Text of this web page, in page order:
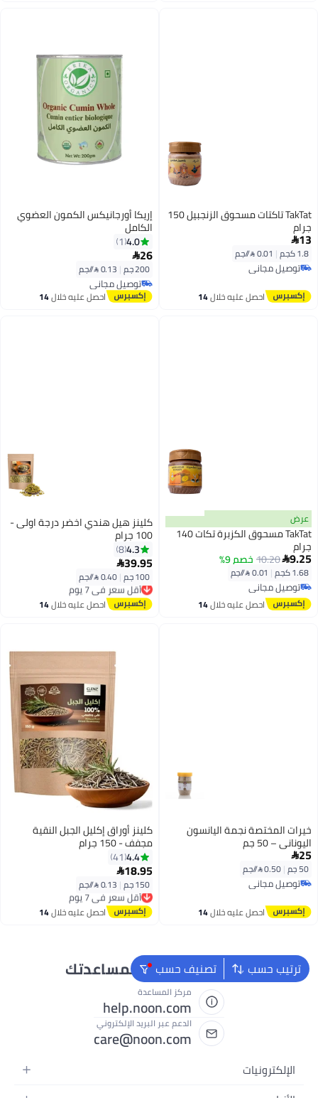
TakTat تاكتات مسحوق الزنجبيل 150
جرام
13
1.8 كجم |
توصيل مجاني
توصيل مجاني
احصل عليه خلال14
إريكا أورجانيكس الكمون العضوي
الكامل
4.0
1
26
200 جم |
توصيل مجاني
توصيل مجانياحصل عليه خلال14
عرض
TakTat مسحوق الكزبرة تكات 140
جرام
9.25
10.20خصم 9%
1.68 كجم |
توصيل مجاني
توصيل مجانياحصل عليه خلال14
كلينز هيل هندي اخضر درجة اولى -
100 جرام
4.3
8
39.95
100 جم |
أقل سعر في 7 يوم
توصيل مجاني
أقل سعر في 7 يوماحصل عليه خلال14
خيرات المختصة نجمة اليانسون
اليوناني – 50 جم
25
50 جم |0.50 /⁨/جم⁩
توصيل مجاني
توصيل مجاني
احصل عليه خلال14
كلينز أوراق إكليل الجبل النقية
مجفف - 150 جرام
4.4
41
18.95
150 جم |
أقل سعر في 7 يوم
توصيل مجاني
أقل سعر في 7 يوماحصل عليه خلال14
ترتيب حسب تصنيف حسب
نحن دائماً جاهزون لمساعدتك
مركز المساعدة
help.noon.com
الدعم عبر البريد الإلكتروني
care@noon.com
الإلكترونيات